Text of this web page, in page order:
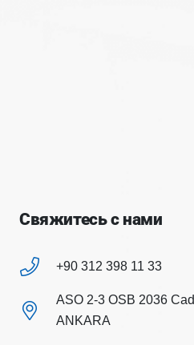
Свяжитесь с нами
+90 312 398 11 33
ASO 2-3 OSB 2036
ANKARA